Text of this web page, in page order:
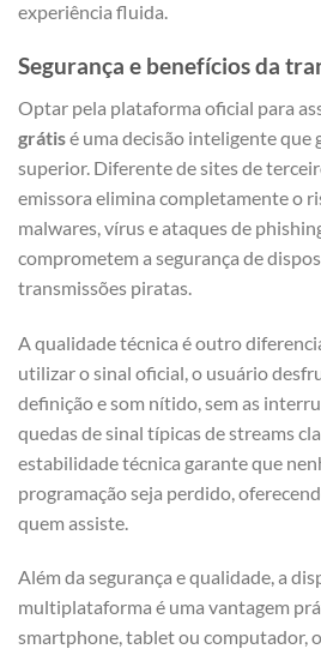
experiência fluida.
Segurança e benefícios da
Optar pela plataforma oficial para
grátisé uma decisão inteligente que
superior. Diferente de sites de
emissora elimina completamente o
malwares, vírus e ataques de
comprometem a segurança de
transmissões piratas.
A qualidade técnica é outro
utilizar o sinal oficial, o usuário
definição e som nítido, sem as
quedas de sinal típicas de streams
estabilidade técnica garante que
programação seja perdido,
quem assiste.
Além da segurança e qualidade, a
multiplataforma é uma vantagem
smartphone, tablet ou computador,